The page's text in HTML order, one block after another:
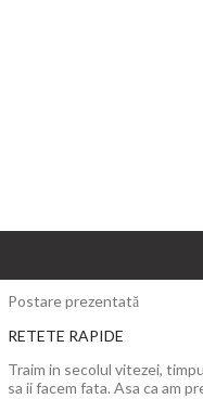
Postare prezentată
RETETE RAPIDE
Traim in secolul vitezei,
sa ii facem fata. Asa ca am